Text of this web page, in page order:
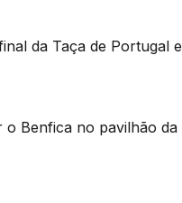
da Taça de Portugal
Benfica no pavilhão da